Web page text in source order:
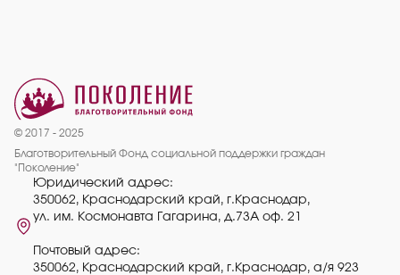
© 2017 - 2025
Благотворительный Фонд социальной поддержки граждан
"Поколение"
Юридический адрес:
350062, Краснодарский край, г.Краснодар,
ул. им. Космонавта Гагарина, д.73А оф. 21
Почтовый адрес:
350062, Краснодарский край, г.Краснодар, а/я 923